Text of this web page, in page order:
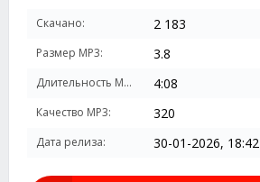
Скачано: 2 183
Размер MP3: 3.8
Длительность MP3: 4:08
Качество MP3: 320
Дата релиза: 30-01-2026, 18:42